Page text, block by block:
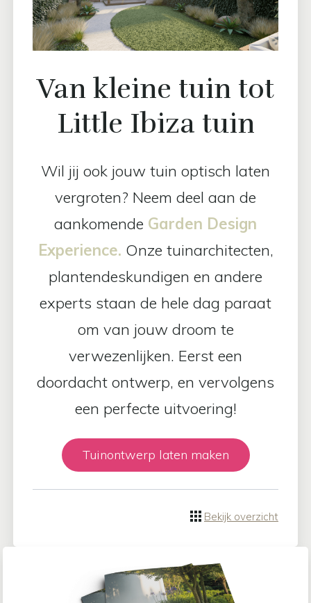
Van kleine tuin tot
Little Ibiza tuin
Wil jij ook jouw tuin optisch laten
vergroten? Neem deel aan de
aankomende Garden Design
Experience. Onze tuinarchitecten,
plantendeskundigen en andere
experts staan de hele dag paraat
om van jouw droom te
verwezenlijken. Eerst een
doordacht ontwerp, en vervolgens
een perfecte uitvoering!
Tuinontwerp laten maken
Bekijk overzicht